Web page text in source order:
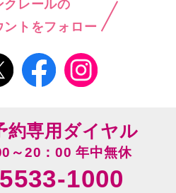
クレールの
ントをフォロー
約専用ダイヤル
～20：00 年中無休
1000